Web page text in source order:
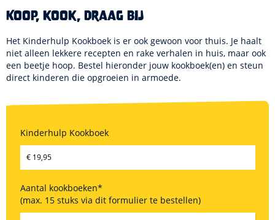
Koop, kook, draag bij
Het Kinderhulp Kookboek is er ook gewoon voor thuis. Je haalt
niet alleen lekkere recepten en rake verhalen in huis, maar ook
een beetje hoop. Bestel hieronder jouw kookboek(en) en steun
direct kinderen die opgroeien in armoede.
Kinderhulp Kookboek
Aantal kookboeken*
(max. 15 stuks via dit formulier te bestellen)